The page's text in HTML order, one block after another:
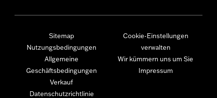
Sitemap
Nutzungsbedingungen
Allgemeine
Geschäftsbedingungen
Verkauf
Datenschutzrichtlinie
Cookie-Einstellungen
verwalten
Wir kümmern uns um Sie
Impressum